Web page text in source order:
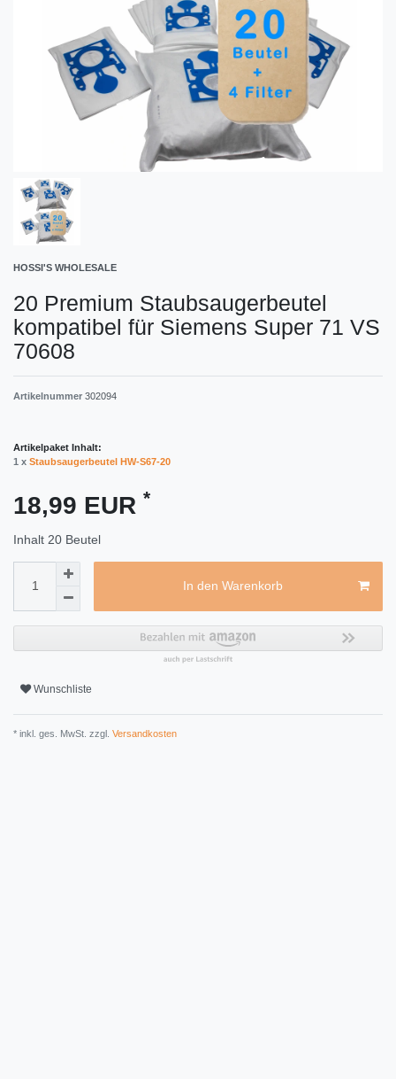
HOSSI'S WHOLESALE
20 Premium Staubsaugerbeutel
kompatibel für Siemens Super 71 VS
70608
Artikelnummer 302094
Artikelpaket Inhalt:
1 x Staubsaugerbeutel HW-S67-20
18,99 EUR *
Inhalt 20 Beutel
In den Warenkorb
Wunschliste
* inkl. ges. MwSt. zzgl. Versandkosten